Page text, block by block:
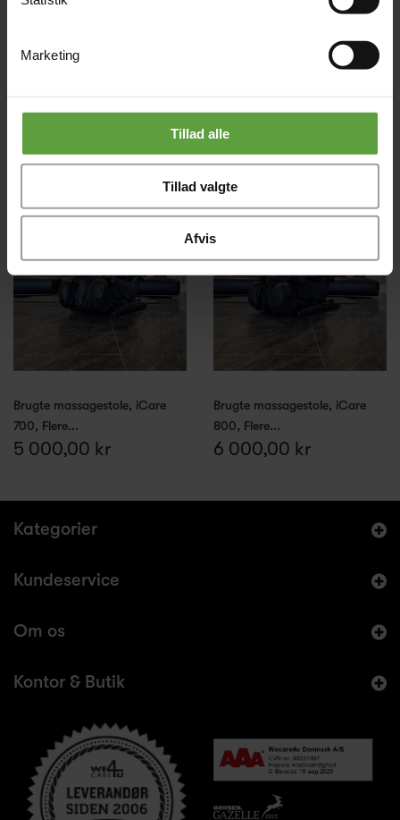
Marketing
Tillad alle
Tillad valgte
Afvis
1 000,00 kr 12 995,00 kr
Brugte massagestole, iCare
700, Flere...
5 000,00 kr
Brugte massagestole, iCare
800, Flere...
6 000,00 kr
Kategorier
Kundeservice
Om os
Kontor & Butik